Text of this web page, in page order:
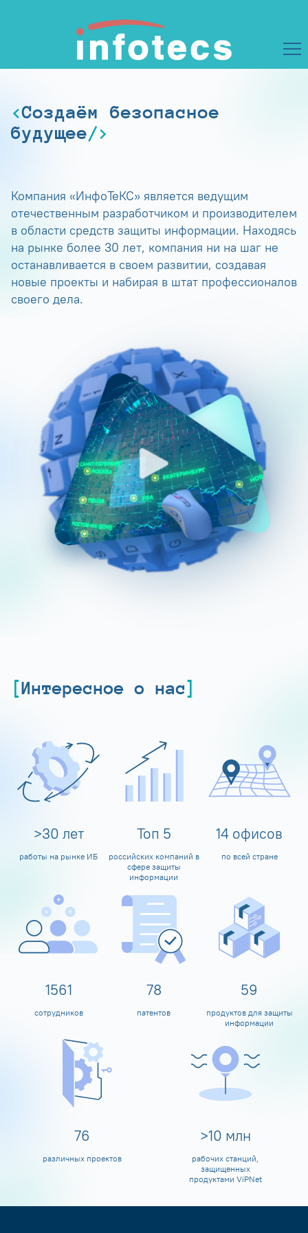
Создаём безопасное
будущее
Компания «ИнфоТеКС» является ведущим
отечественным разработчиком и производителем
в области средств защиты информации. Находясь
на рынке более 30 лет, компания ни на шаг не
останавливается в своем развитии, создавая
новые проекты и набирая в штат профессионалов
своего дела.
Интересное о нас
>30 лет
работы на рынке ИБ
Топ 5
российских компаний в
сфере защиты
информации
14 офисов
по всей стране
1600
сотрудников
80
патентов
60
продуктов для защиты
информации
80
различных проектов
>10 млн
рабочих станций,
защищенных
продуктами ViPNet